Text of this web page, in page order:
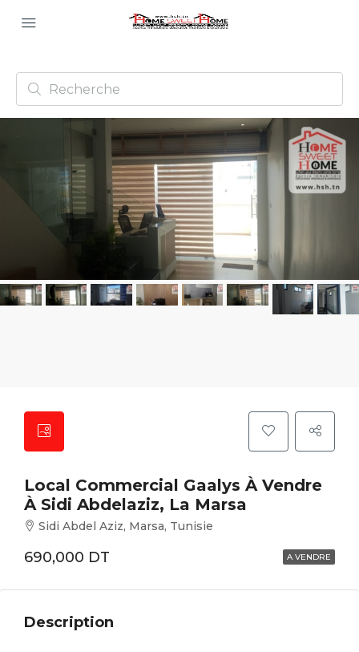
Local Commercial Gaalys À Vendre
À Sidi Abdelaziz, La Marsa
Sidi Abdel Aziz, Marsa, Tunisie
690,000 DT A VENDRE
Description